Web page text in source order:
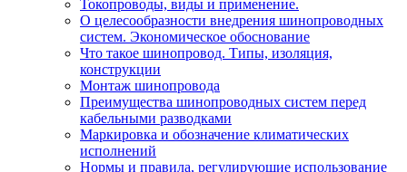
Токопроводы, виды и применение.
О целесообразности внедрения шинопроводных
систем. Экономическое обоснование
Что такое шинопровод. Типы, изоляция,
конструкции
Монтаж шинопровода
Преимущества шинопроводных систем перед
кабельными разводками
Маркировка и обозначение климатических
исполнений
Нормы и правила, регулирующие использование